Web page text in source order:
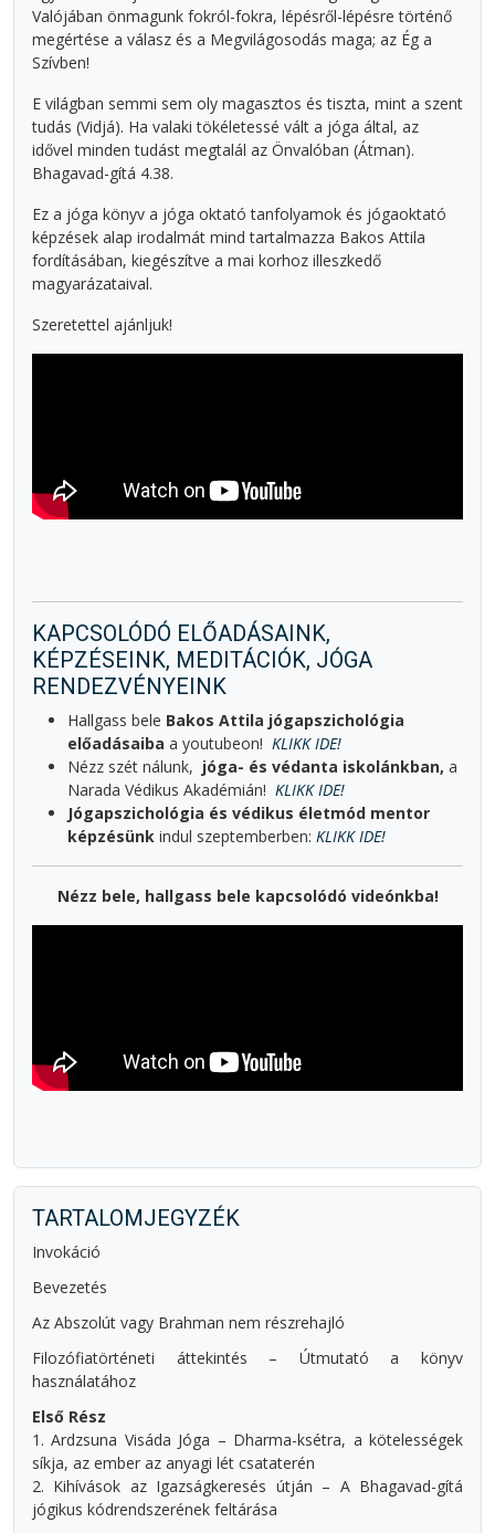
Valójában önmagunk fokról-fokra, lépésről-lépésre történő
megértése a válasz és a Megvilágosodás maga; az Ég a
Szívben!
E világban semmi sem oly magasztos és tiszta, mint a szent
tudás (Vidjá). Ha valaki tökéletessé vált a jóga által, az
idővel minden tudást megtalál az Önvalóban (Átman).
Bhagavad-gítá 4.38.
Ez a jóga könyv a jóga oktató tanfolyamok és jógaoktató
képzések alap irodalmát mind tartalmazza Bakos Attila
fordításában, kiegészítve a mai korhoz illeszkedő
magyarázataival.
Szeretettel ajánljuk!
KAPCSOLÓDÓ ELŐADÁSAINK,
KÉPZÉSEINK, MEDITÁCIÓK, JÓGA
RENDEZVÉNYEINK
Hallgass bele Bakos Attila jógapszichológia
előadásaiba a youtubeon! KLIKK IDE!
Nézz szét nálunk, jóga- és védanta iskolánkban, a
Narada Védikus Akadémián! KLIKK IDE!
Jógapszichológia és védikus életmód mentor
képzésünk indul szeptemberben: KLIKK IDE!
Nézz bele, hallgass bele kapcsolódó videónkba!
TARTALOMJEGYZÉK
Invokáció
Bevezetés
Az Abszolút vagy Brahman nem részrehajló
Filozófiatörténeti áttekintés – Útmutató a könyv
használatához
Első Rész
1. Ardzsuna Visáda Jóga – Dharma-ksétra, a kötelességek
síkja, az ember az anyagi lét csataterén
2. Kihívások az Igazságkeresés útján – A Bhagavad-gítá
jógikus kódrendszerének feltárása